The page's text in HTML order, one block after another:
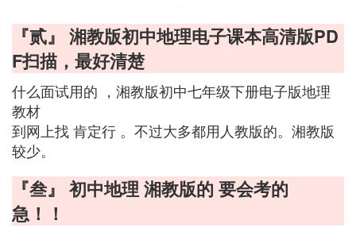
『贰』 湘教版初中地理电子课本高清版PD
F扫描，最好清楚
什么面试用的 ，湘教版初中七年级下册电子版地理
教材
到网上找 肯定行 。不过大多都用人教版的。湘教版
较少。
『叁』 初中地理 湘教版的 要会考的
急！！